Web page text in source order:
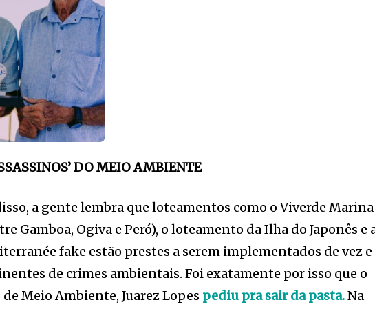
DO MEIO AMBIENTE
a gente lembra que loteamentos como o Viverde Marina
Gamboa, Ogiva e Peró), o loteamento da Ilha do Japonês e
fake estão prestes a serem implementados de vez e
de crimes ambientais. Foi exatamente por isso que o
Meio Ambiente, Juarez Lopes pediu pra sair da pasta.Na